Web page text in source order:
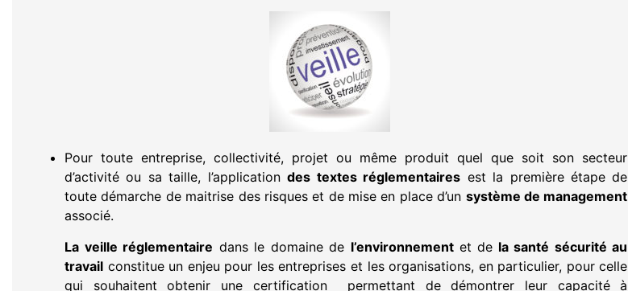
Pour toute entreprise, collectivité, projet ou même produit quel que soit son secteur
d’activité ou sa taille, l’applicationdes textes réglementaires est la première étape de
toute démarche de maitrise des risques et de mise en place d’un système de management
associé.
La veille réglementaire dans le domaine de l’environnement et de la santé sécurité au
travail constitue un enjeu pour les entreprises et les organisations, en particulier, pour celle
qui souhaitent obtenir une certification permettant de démontrer leur capacité à